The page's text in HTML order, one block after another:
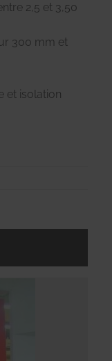
2,5 et 3,50
300 mm et
et isolation